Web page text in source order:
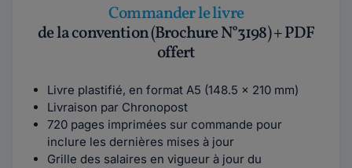
Commander le livre
de la convention (Brochure N°3198) + PDF
offert
Livre plastifié, en format A5 (148.5 x 210 mm)
Livraison par Chronopost
720 pages imprimées sur commande pour
inclure les dernières mises à jour
Grille des salaires en vigueur à jour du